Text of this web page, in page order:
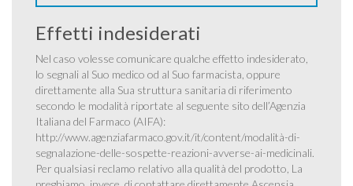
Effetti indesiderati
Nel caso volesse comunicare qualche effetto indesiderato,
lo segnali al Suo medico od al Suo farmacista, oppure
direttamente alla Sua struttura sanitaria di riferimento
secondo le modalità riportate al seguente sito dell’Agenzia
Italiana del Farmaco (AIFA):
http://www.agenziafarmaco.gov.it/it/content/modalità-di-
segnalazione-delle-sospette-reazioni-avverse-ai-medicinali.
Per qualsiasi reclamo relativo alla qualità del prodotto, La